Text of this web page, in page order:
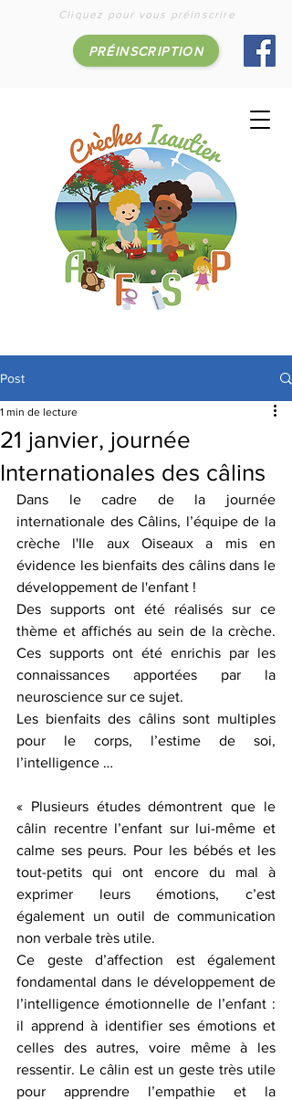
Cliquez pour vous préinscrire
PRÉINSCRIPTION
Post
21 janvier, journée
Internationales des câlins
1 min de lecture
Dans le cadre de la journée
internationale des Câlins, l’équipe de la
crèche l'Ile aux Oiseaux a mis en
évidence les bienfaits des câlins dans le
développement de l'enfant !
Des supports ont été réalisés sur ce
thème et affichés au sein de la crèche.
Ces supports ont été enrichis par les
connaissances apportées par la
neuroscience sur ce sujet.
Les bienfaits des câlins sont multiples
pour le corps, l’estime de soi,
l’intelligence …
« Plusieurs études démontrent que le
câlin recentre l’enfant sur lui-même et
calme ses peurs. Pour les bébés et les
tout-petits qui ont encore du mal à
exprimer leurs émotions, c’est
également un outil de communication
non verbale très utile.
Ce geste d’affection est également
fondamental dans le développement de
l’intelligence émotionnelle de l’enfant :
il apprend à identifier ses émotions et
celles des autres, voire même à les
ressentir. Le câlin est un geste très utile
pour apprendre l’empathie et la